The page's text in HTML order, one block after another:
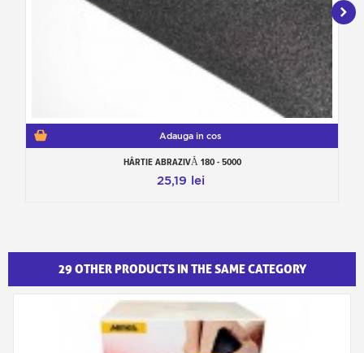
Adauga in cos
HÂRTIE ABRAZIVĂ 180 - 5000
25,19 lei
29 OTHER PRODUCTS IN THE SAME CATEGORY